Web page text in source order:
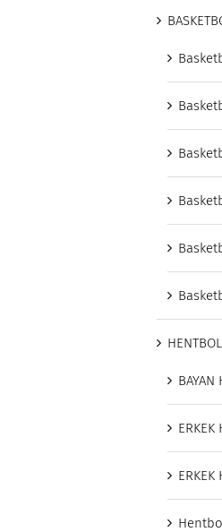
HENTBOL
BAYAN
ERKEK
ERKEK